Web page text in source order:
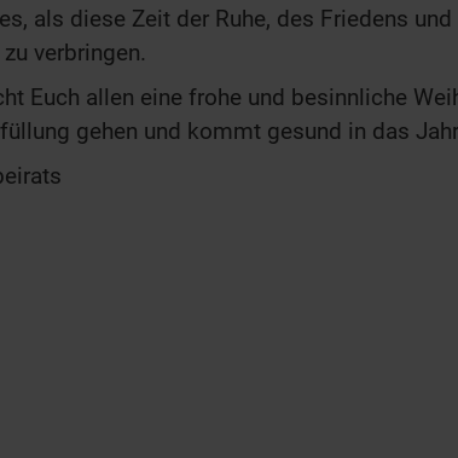
als diese Zeit der Ruhe, des Friedens
verbringen.
Euch allen eine frohe und besinnliche
gehen und kommt gesund in das